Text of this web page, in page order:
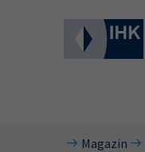
Magazin